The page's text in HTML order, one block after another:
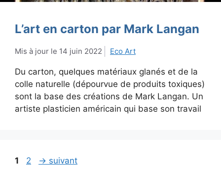
L’art en carton par Mark Langan
14 juin 2022 Eco Art
Du carton, quelques matériaux glanés et de la
colle naturelle (dépourvue de produits toxiques)
sont la base des créations de Mark Langan. Un
artiste plasticien américain qui base son travail
Page
1 Page
2 → suivant